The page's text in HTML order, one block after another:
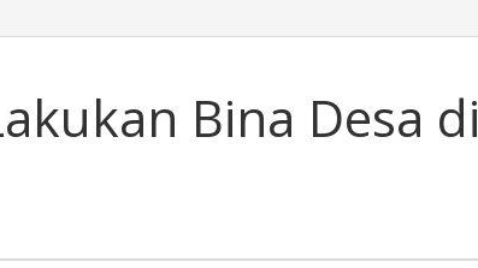
Bina Desa di